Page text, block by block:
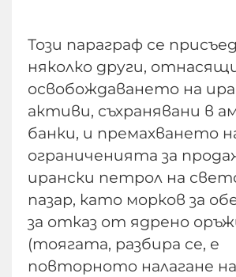
Този параграф се
няколко други,
освобождаването на
активи, съхранявани в
банки, и премахването
ограниченията за
ирански петрол на
пазар, като морков за
за отказ от ядрено
(тоягата, разбира се, е
повторното налагане